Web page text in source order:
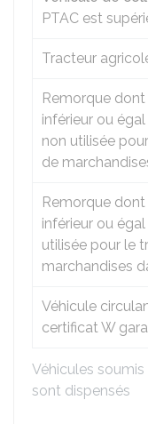
Véhicules
sont dispensés
PTAC est
Tracteur
Remorque
inférieur ou
non utilisée
de
Remorque
inférieur ou
utilisée pour le
marchandises
Véhicule
certificat W